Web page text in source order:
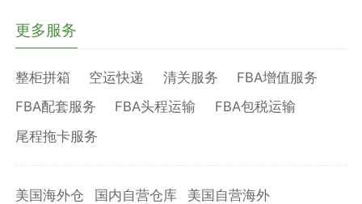
更多服务
整柜拼箱 空运快递 清关服务
FBA增值服务
FBA配套服务
FBA头程运输
FBA包税运输
尾程拖卡服务
美国海外仓 国内自营仓库
美国自营海外